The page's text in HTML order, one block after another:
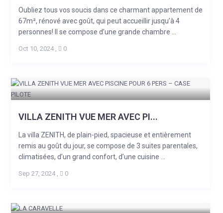
Oubliez tous vos soucis dans ce charmant appartement de
67m², rénové avec goût, qui peut accueillir jusqu’à 4
personnes! Il se compose d’une grande chambre ...
Oct 10, 2024, 0
VILLA ZENITH VUE MER AVEC PI...
La villa ZENITH, de plain-pied, spacieuse et entièrement
remis au goût du jour, se compose de 3 suites parentales,
climatisées, d’un grand confort, d’une cuisine ...
Sep 27, 2024, 0